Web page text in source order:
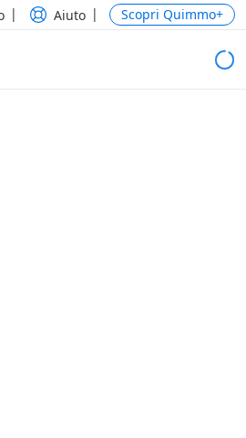
Aiuto Scopri Quimmo+